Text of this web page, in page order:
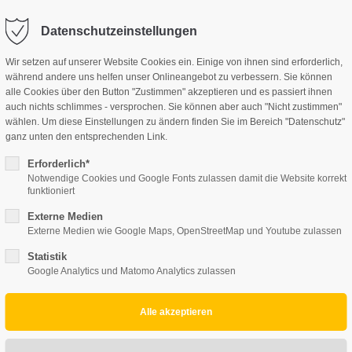
dolor sit amet:
/ 365days
support for our customers
8:00am - 5:00pm
Cybersteel Inc.
376-293 City Road, Suite 600
San Francisco, CA 94102
+44 1234 567 890
info@yourdomain.com
JUGENDWOHNHAUS JUGENDGÄSTEHAUS
Datenschutzeinstellungen
Wir setzen auf unserer Website Cookies ein. Einige von ihnen sind erforderlich,
während andere uns helfen unser Onlineangebot zu verbessern. Sie können
alle Cookies über den Button "Zustimmen" akzeptieren und es passiert ihnen
auch nichts schlimmes - versprochen. Sie können aber auch "Nicht zustimmen"
wählen. Um diese Einstellungen zu ändern finden Sie im Bereich "Datenschutz"
ganz unten den entsprechenden Link.
Erforderlich*
Notwendige Cookies und Google Fonts zulassen damit die Website korrekt
funktioniert
Externe Medien
Externe Medien wie Google Maps, OpenStreetMap und Youtube zulassen
Statistik
Google Analytics und Matomo Analytics zulassen